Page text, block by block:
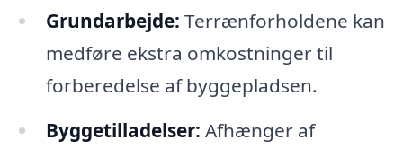
Grundarbejde: Terrænforholdene kan
medføre ekstra omkostninger til
forberedelse af byggepladsen.
Byggetilladelser: Afhænger af